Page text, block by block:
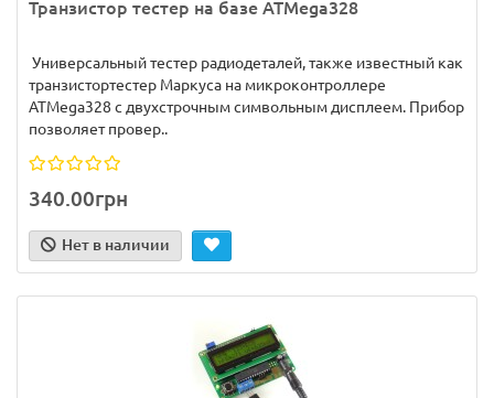
Транзистор тестер на базе ATMega328
Универсальный тестер радиодеталей, также известный как
транзистортестер Маркуса на микроконтроллере
ATMega328 с двухстрочным символьным дисплеем. Прибор
позволяет провер..
340.00грн
Нет в наличии